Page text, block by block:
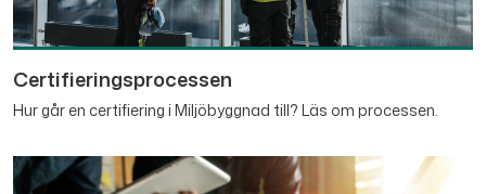
Certifieringsprocessen
Hur går en certifiering i Miljöbyggnad till? Läs om processen.